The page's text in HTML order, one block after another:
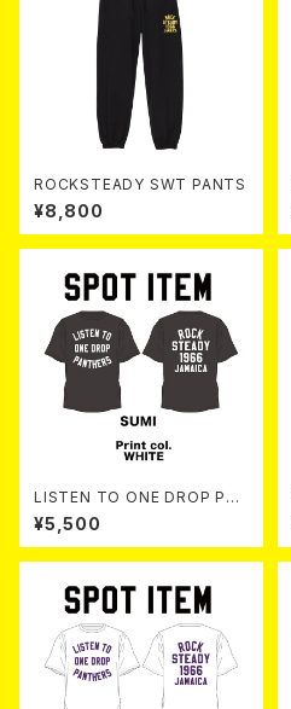
ROCKSTEADY SWT PANTS
¥8,800
LISTEN TO ONE DROP PAN
THERS TEE 【 Sumi 】
¥5,500